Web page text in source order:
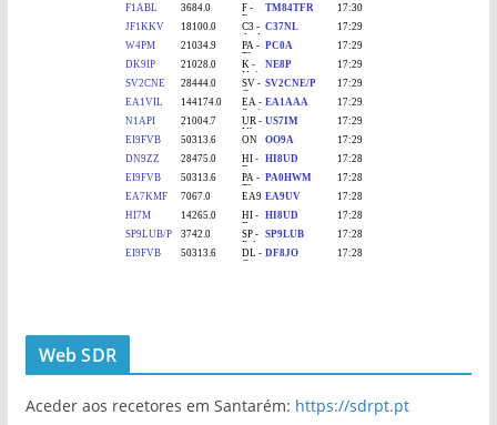
Web SDR
Aceder aos recetores em Santarém: https://sdrpt.pt